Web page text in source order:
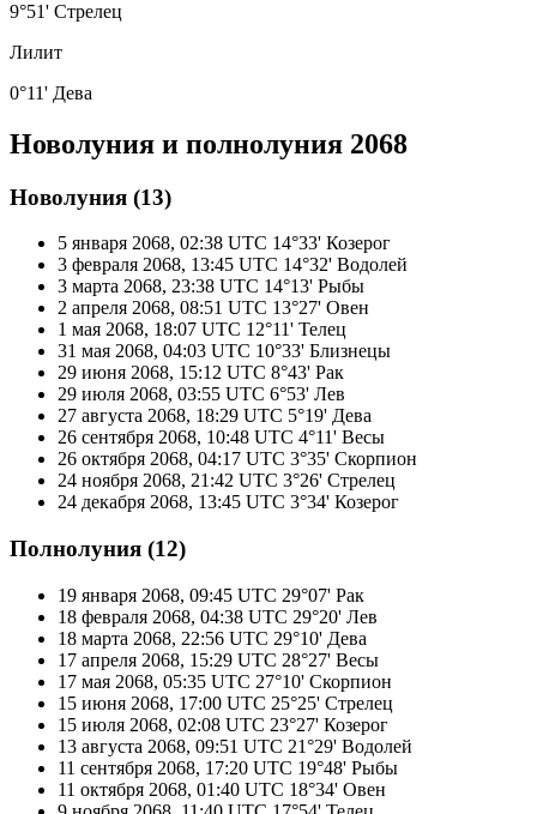
9°51' Стрелец
Лилит
0°11' Дева
Новолуния и полнолуния 2068
Новолуния (13)
5 января 2068, 02:38 UTC 14°33' Козерог
3 февраля 2068, 13:45 UTC 14°32' Водолей
3 марта 2068, 23:38 UTC 14°13' Рыбы
2 апреля 2068, 08:51 UTC 13°27' Овен
1 мая 2068, 18:07 UTC 12°11' Телец
31 мая 2068, 04:03 UTC 10°33' Близнецы
29 июня 2068, 15:12 UTC 8°43' Рак
29 июля 2068, 03:55 UTC 6°53' Лев
27 августа 2068, 18:29 UTC 5°19' Дева
26 сентября 2068, 10:48 UTC 4°11' Весы
26 октября 2068, 04:17 UTC 3°35' Скорпион
24 ноября 2068, 21:42 UTC 3°26' Стрелец
24 декабря 2068, 13:45 UTC 3°34' Козерог
Полнолуния (12)
19 января 2068, 09:45 UTC 29°07' Рак
18 февраля 2068, 04:38 UTC 29°20' Лев
18 марта 2068, 22:56 UTC 29°10' Дева
17 апреля 2068, 15:29 UTC 28°27' Весы
17 мая 2068, 05:35 UTC 27°10' Скорпион
15 июня 2068, 17:00 UTC 25°25' Стрелец
15 июля 2068, 02:08 UTC 23°27' Козерог
13 августа 2068, 09:51 UTC 21°29' Водолей
11 сентября 2068, 17:20 UTC 19°48' Рыбы
11 октября 2068, 01:40 UTC 18°34' Овен